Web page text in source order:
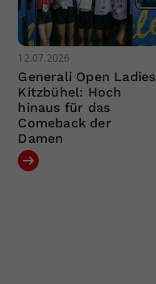
12.07.2026
Generali Open Ladies
Kitzbühel: Hoch
hinaus für das
Comeback der
Damen